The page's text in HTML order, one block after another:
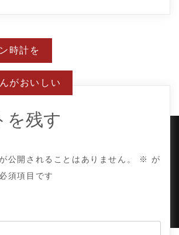
時計を
がおいしい
を残す
公開されることはありません。 ※
が
須項目です